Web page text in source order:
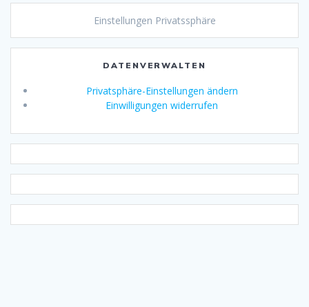
Einstellungen Privatssphäre
DATENVERWALTEN
Privatsphäre-Einstellungen ändern
Einwilligungen widerrufen